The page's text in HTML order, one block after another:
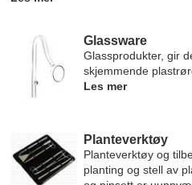
Glassware
Glassprodukter, gir
skjemmende
Les mer
Planteverktøy
Planteverktøy og
planting og stell av